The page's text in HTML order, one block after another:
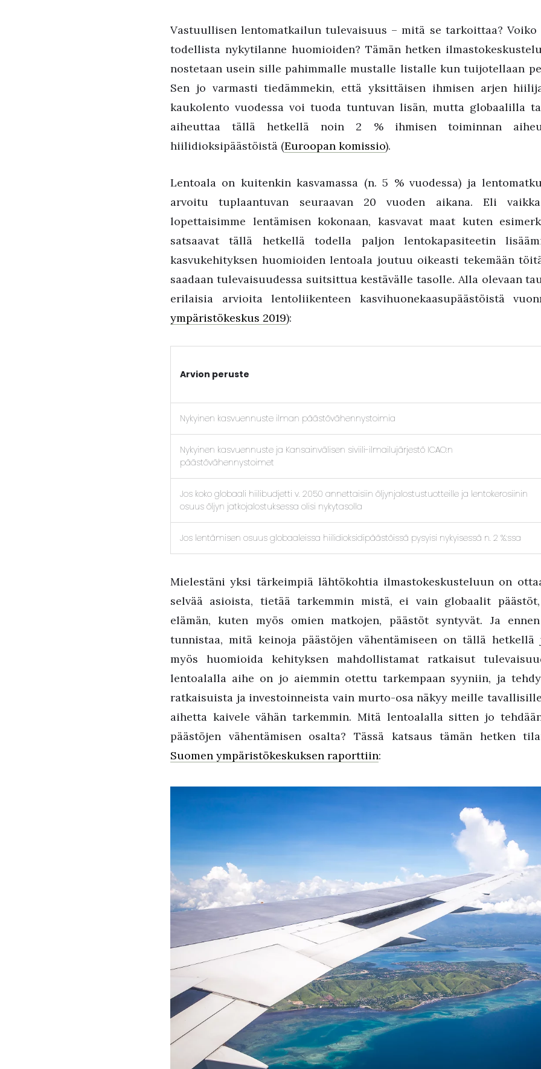
Vastuullisen lentomatkailun tulevaisuus – mitä se tarkoittaa? Voiko
todellista nykytilanne huomioiden? Tämän hetken
nostetaan usein sille pahimmalle mustalle listalle kun tuijotellaan
Sen jo varmasti tiedämmekin, että yksittäisen ihmisen arjen
kaukolento vuodessa voi tuoda tuntuvan lisän, mutta globaalilla
aiheuttaa tällä hetkellä noin 2 % ihmisen toiminnan
hiilidioksipäästöistä (Euroopan komissio).
Lentoala on kuitenkin kasvamassa (n. 5 % vuodessa) ja
arvoitu tuplaantuvan seuraavan 20 vuoden aikana. Eli
lopettaisimme lentämisen kokonaan, kasvavat maat kuten
satsaavat tällä hetkellä todella paljon lentokapasiteetin
kasvukehityksen huomioiden lentoala joutuu oikeasti tekemään
saadaan tulevaisuudessa suitsittua kestävälle tasolle. Alla olevaan
erilaisia arvioita lentoliikenteen kasvihuonekaasupäästöistä
ympäristökeskus 2019):
Arvion peruste
Nykyinen kasvuennuste ilman päästövähennystoimia
Nykyinen kasvuennuste ja Kansainvälisen siviili-ilmailujärjestö ICAO:n
päästövähennystoimet
Jos koko globaali hiilibudjetti v. 2050 annettaisiin öljynjalostustuotteille ja lentokerosiinin
osuus öljyn jatkojalostuksessa olisi nykytasolla
Jos lentämisen osuus globaaleissa hiilidioksidipäästöissä pysyisi nykyisessä n. 2 %:ssa
Mielestäni yksi tärkeimpiä lähtökohtia ilmastokeskusteluun on
selvää asioista, tietää tarkemmin mistä, ei vain globaalit
elämän, kuten myös omien matkojen, päästöt syntyvät. Ja
tunnistaa, mitä keinoja päästöjen vähentämiseen on tällä hetkellä
myös huomioida kehityksen mahdollistamat ratkaisut
lentoalalla aihe on jo aiemmin otettu tarkempaan syyniin, ja
ratkaisuista ja investoinneista vain murto-osa näkyy meille
aihetta kaivele vähän tarkemmin. Mitä lentoalalla sitten jo
päästöjen vähentämisen osalta? Tässä katsaus tämän hetken
Suomen ympäristökeskuksen raporttiin: